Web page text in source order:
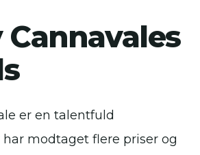
Cannavales
er en talentfuld
modtaget flere priser og